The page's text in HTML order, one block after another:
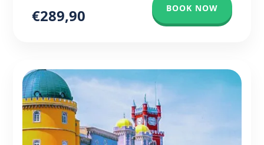
€289,90 BOOK NOW